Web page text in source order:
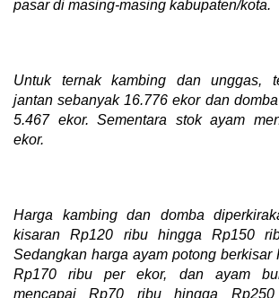
pasar di masing-masing kabupaten/kota.
Untuk ternak kambing dan unggas,
jantan sebanyak 16.776 ekor dan
5.467 ekor. Sementara stok ayam
ekor.
Harga kambing dan domba
kisaran Rp120 ribu hingga Rp150
Sedangkan harga ayam potong berkisar
Rp170 ribu per ekor, dan ayam
mencapai Rp70 ribu hingga